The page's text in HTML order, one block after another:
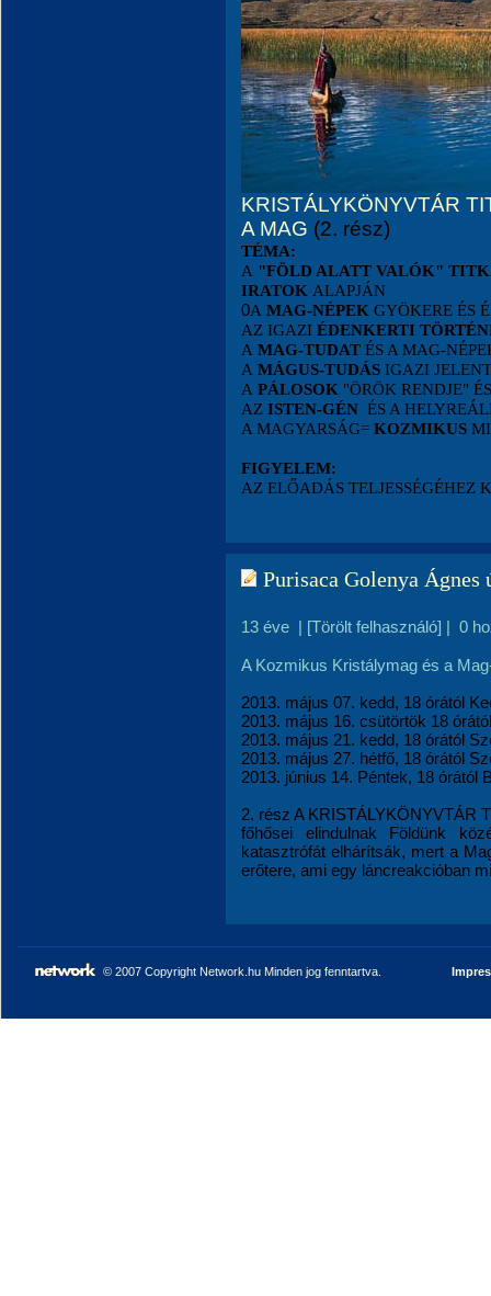
KRISTÁLYKÖNYVTÁR
A MAG (2. rész)
TÉMA:
A "FÖLD ALATT VALÓK"
IRATOK ALAPJÁN
0A MAG-NÉPEK GYÖKERE ÉS
AZ IGAZI ÉDENKERTI
A MAG-TUDAT ÉS A MAG-
A MÁGUS-TUDÁS IGAZI
A PÁLOSOK "ÖRÖK RENDJE"
AZ ISTEN-GÉN ÉS A
A MAGYARSÁG= KOZMIKUS
FIGYELEM:
AZ ELŐADÁS TELJESSÉGÉHEZ
Purisaca Golenya Ágnes
13 éve | [Törölt felhasználó] | 0
A Kozmikus Kristálymag és a
2013. május 07. kedd, 18 órától
2013. május 16. csütörtök 18
2013. május 21. kedd, 18 órától
2013. május 27. hétfő, 18 órától
2013. június 14. Péntek, 18 órától
2. rész A KRISTÁLYKÖNYVTÁR
főhősei elindulnak Földünk
katasztrófát elhárítsák, mert a
erőtere, ami egy láncreakcióban
© 2007 Copyright Network.hu Minden jog fenntartva.